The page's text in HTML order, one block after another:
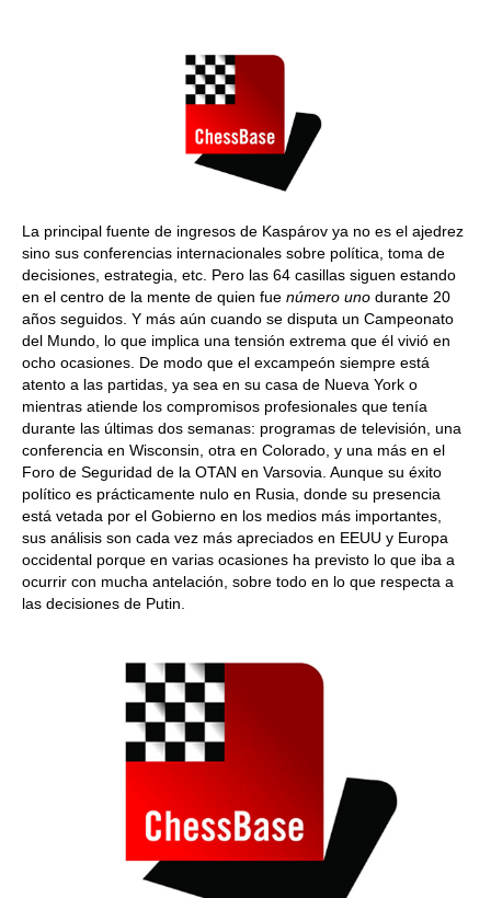
La principal fuente de ingresos de Kaspárov ya no es el ajedrez
sino sus conferencias internacionales sobre política, toma de
decisiones, estrategia, etc. Pero las 64 casillas siguen estando
en el centro de la mente de quien fue número uno durante 20
años seguidos. Y más aún cuando se disputa un Campeonato
del Mundo, lo que implica una tensión extrema que él vivió en
ocho ocasiones. De modo que el excampeón siempre está
atento a las partidas, ya sea en su casa de Nueva York o
mientras atiende los compromisos profesionales que tenía
durante las últimas dos semanas: programas de televisión, una
conferencia en Wisconsin, otra en Colorado, y una más en el
Foro de Seguridad de la OTAN en Varsovia. Aunque su éxito
político es prácticamente nulo en Rusia, donde su presencia
está vetada por el Gobierno en los medios más importantes,
sus análisis son cada vez más apreciados en EEUU y Europa
occidental porque en varias ocasiones ha previsto lo que iba a
ocurrir con mucha antelación, sobre todo en lo que respecta a
las decisiones de Putin.